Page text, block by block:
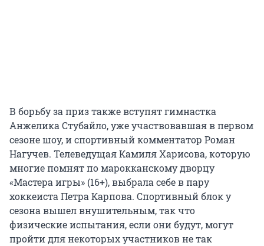
В борьбу за приз также вступят гимнастка
Анжелика Стубайло, уже участвовавшая в первом
сезоне шоу, и спортивный комментатор Роман
Нагучев. Телеведущая Камиля Харисова, которую
многие помнят по марокканскому дворцу
«Мастера игры» (16+), выбрала себе в пару
хоккеиста Петра Карпова. Спортивный блок у
сезона вышел внушительным, так что
физические испытания, если они будут, могут
пройти для некоторых участников не так